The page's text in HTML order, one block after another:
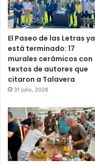
El Paseo de las Letras ya
está terminado: 17
murales cerámicos con
textos de autores que
citaron a Talavera
31 julio, 2026